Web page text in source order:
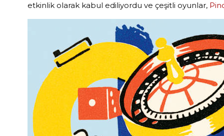
etkinlik olarak kabul ediliyordu ve çeşitli oyunlar,